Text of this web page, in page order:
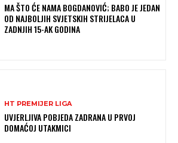
MA ŠTO ĆE NAMA BOGDANOVIĆ; BABO JE JEDAN
OD NAJBOLJIH SVJETSKIH STRIJELACA U
ZADNJIH 15-AK GODINA
HT PREMIJER LIGA
UVJERLJIVA POBJEDA ZADRANA U PRVOJ
DOMAĆOJ UTAKMICI